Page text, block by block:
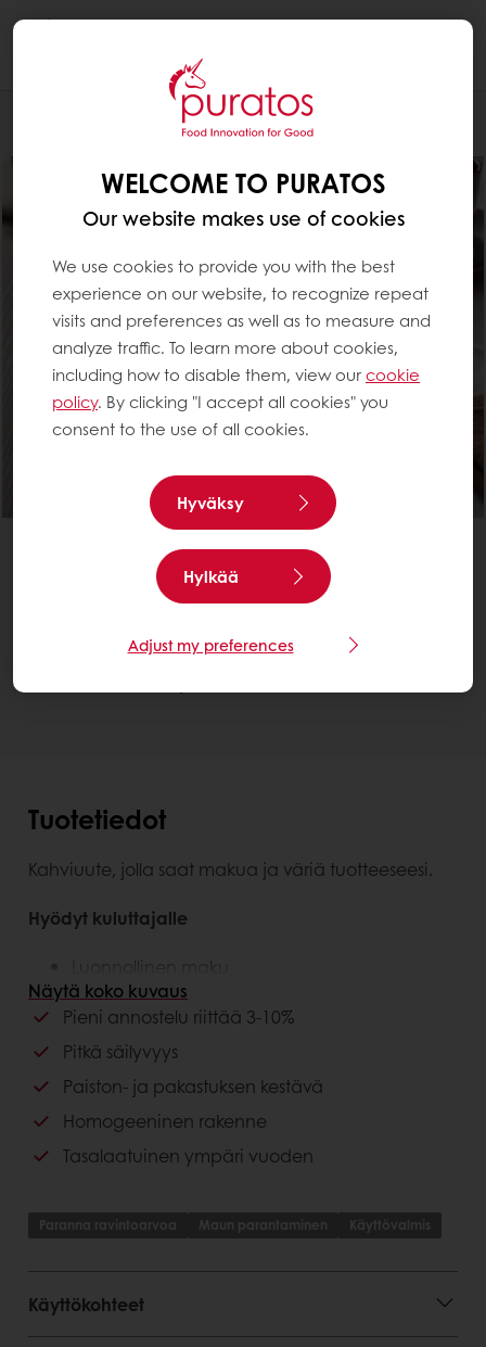
Paranna ravintoarvoa Maun parantaminen
Classic Moka -kahvikonsentraatti
Etsi paikallinen jakelija
Ota meihin yhteyttä.
Tuotetiedot
Kahviuute, jolla saat makua ja väriä tuotteeseesi.
Hyödyt kuluttajalle
Luonnollinen maku
Hyödyt asiakkaalle
Erinomainen makuprofiili
Pieni annostelu
Näytä koko kuvaus
Pieni annostelu riittää 3-10%
Pitkä säilyvyys
Paiston- ja pakastuksen kestävä
Homogeeninen rakenne
Tasalaatuinen ympäri vuoden
Paranna ravintoarvoa Maun parantaminen Käyttövalmis
Käyttökohteet
WELCOME TO PURATOS
Our website makes use of cookies
We use cookies to provide you with the best
experience on our website, to recognize repeat
visits and preferences as well as to measure and
analyze traffic. To learn more about cookies,
including how to disable them, view ourcookie
policy. By clicking "I accept all cookies" you
consent to the use of all cookies.
Hyväksy
Hylkää
Adjust my preferences